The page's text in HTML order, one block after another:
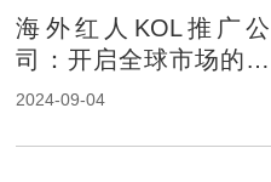
海外红人KOL推广公
司：开启全球市场的按
钮
2024-09-04